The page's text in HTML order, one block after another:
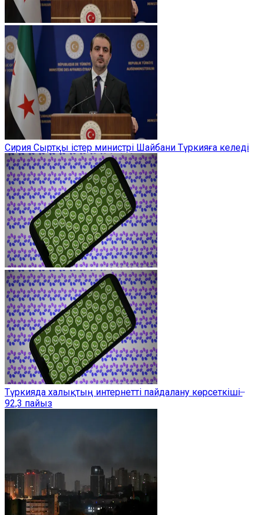
Сирия Сыртқы істер министрі Шайбани Түркияға келеді
Түркияда халықтың интернетті пайдалану көрсеткіші ̶
92,3 пайыз